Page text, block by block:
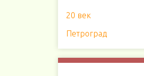
20 век
Петроград